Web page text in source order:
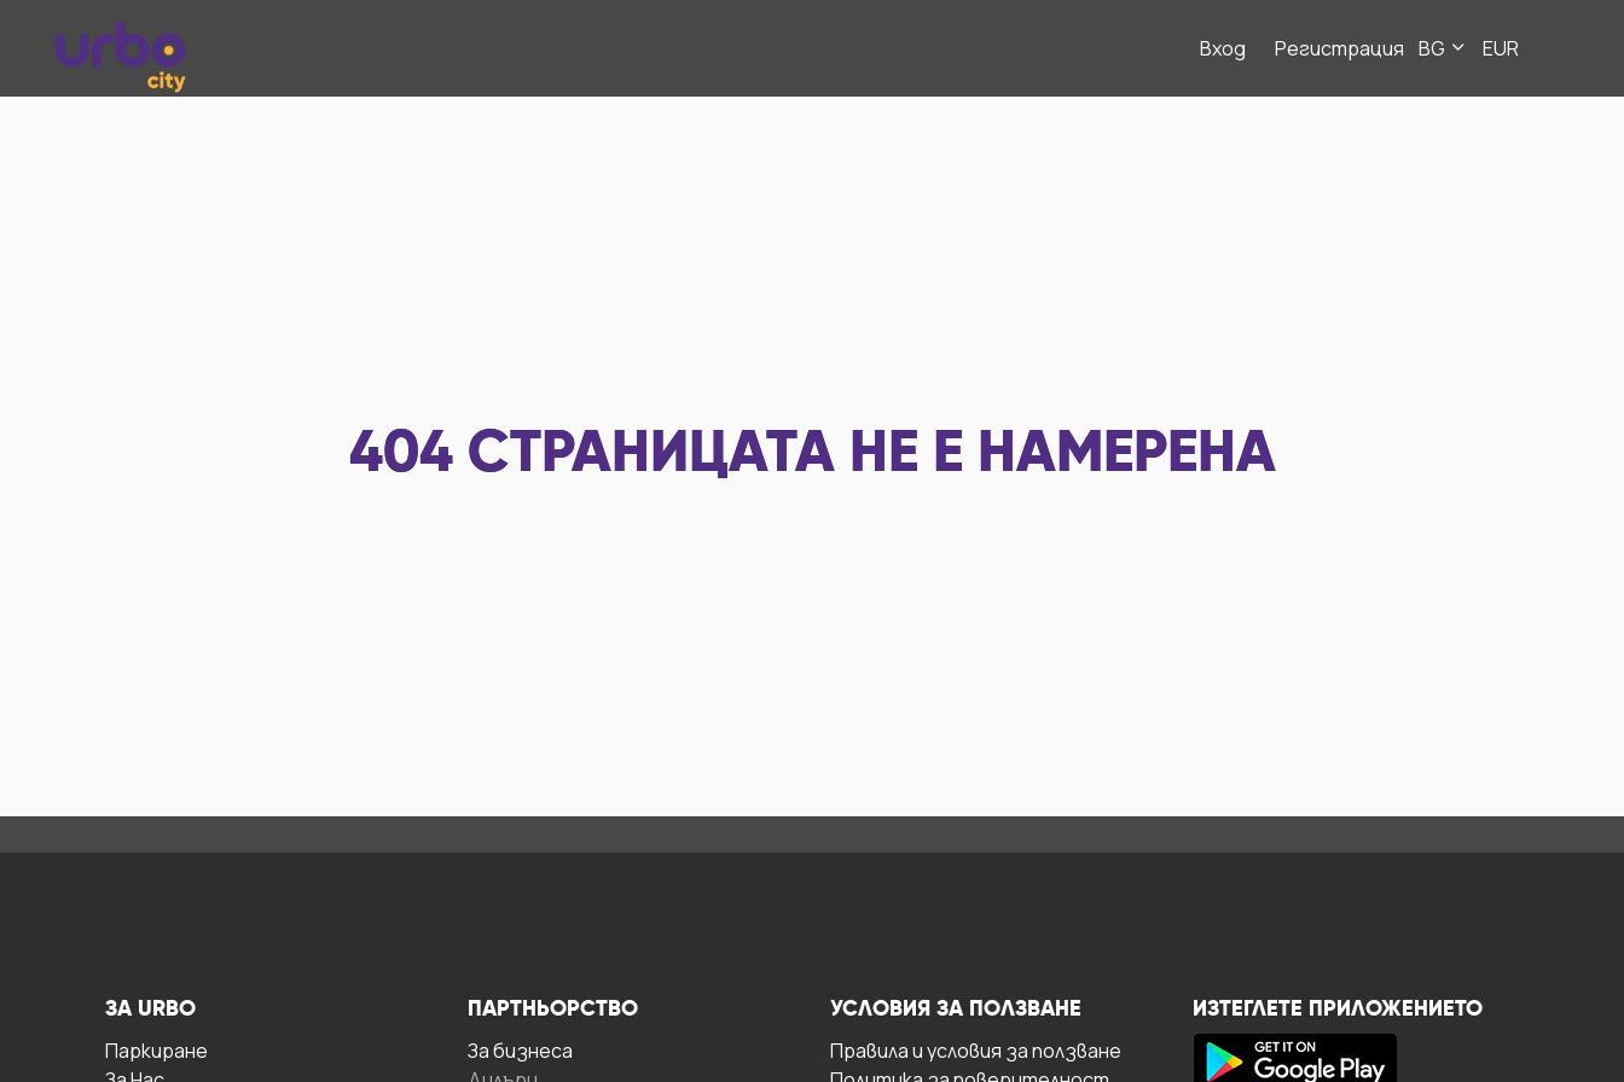
Вход Регистрация BG EUR
404 СТРАНИЦАТА НЕ Е НАМЕРЕНА
ЗА URBO
Паркиране
ПАРТНЬОРСТВО
За бизнесa
УСЛОВИЯ ЗА ПОЛЗВАНЕ
Правила и условия за ползване
ИЗТЕГЛЕТЕ ПРИЛОЖЕНИЕТО